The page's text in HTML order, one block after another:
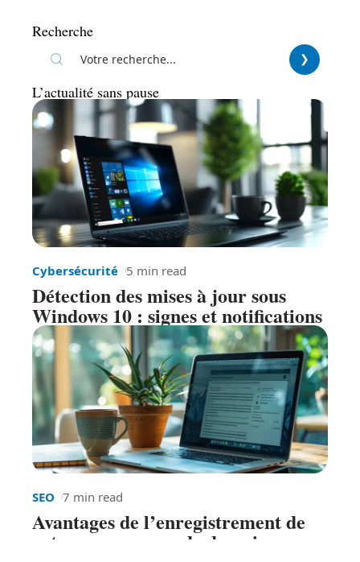
Recherche
L’actualité sans pause
Cybersécurité 5 min read
Détection des mises à jour sous
Windows 10 : signes et notifications
SEO 7 min read
Avantages de l’enregistrement de
votre propre nom de domaine